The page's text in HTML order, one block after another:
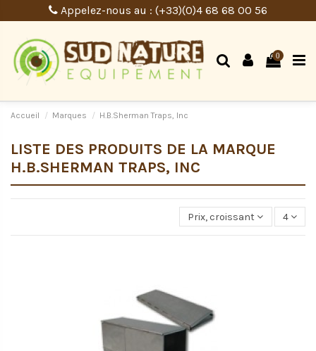
Appelez-nous au : (+33)(0)4 68 68 00 56
0
Accueil Marques H.B.Sherman Traps, Inc
LISTE DES PRODUITS DE LA MARQUE
H.B.SHERMAN TRAPS, INC
Prix, croissant 4